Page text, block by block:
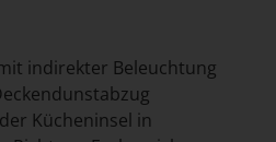
indirekter Beleuchtung
Kücheninsel in